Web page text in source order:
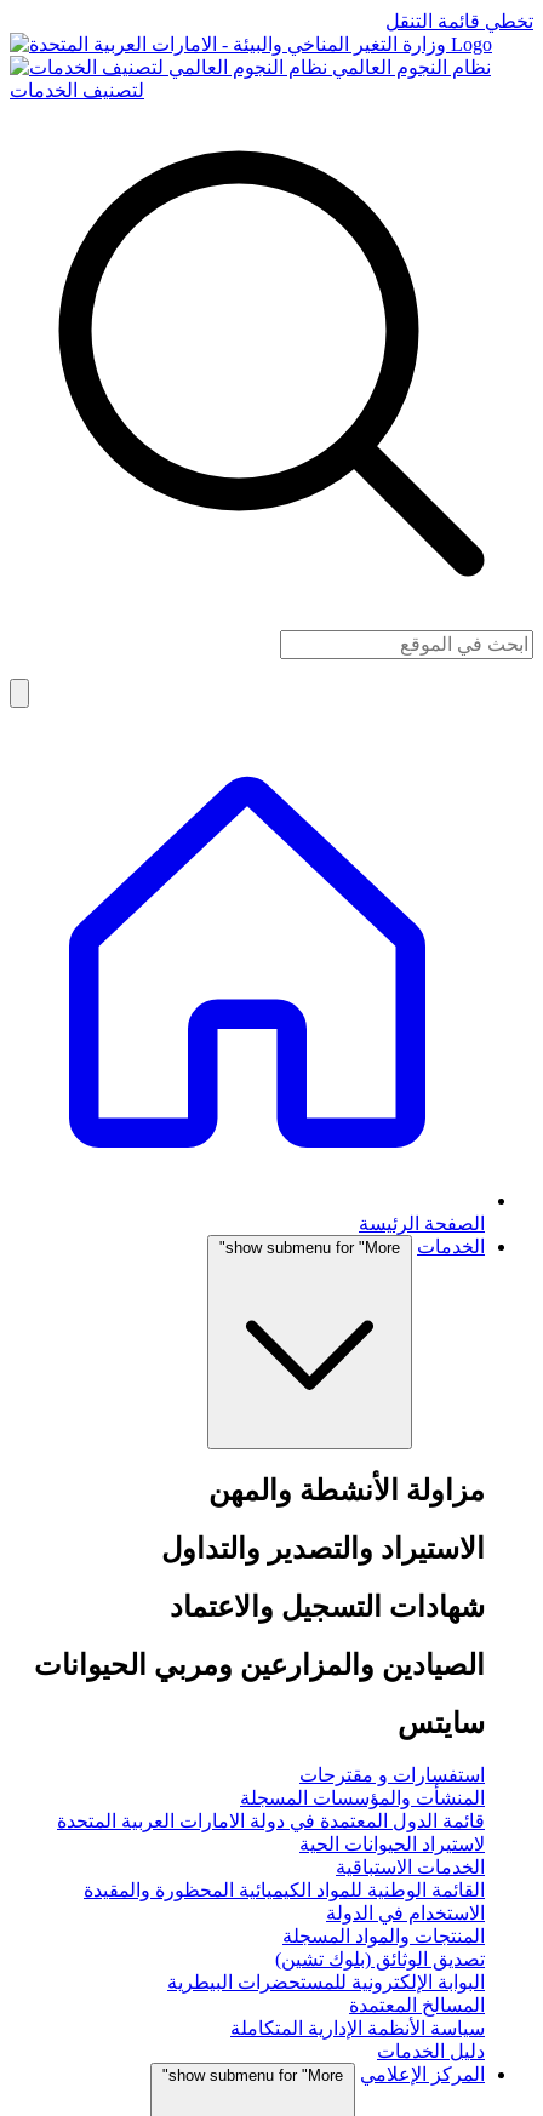
تخطي قائمة التنقل
Logo
نظام النجوم العالمي
لتصنيف الخدمات
الصفحة الرئيسة
الخدمات
show submenu for "More"
مزاولة الأنشطة والمهن
الاستيراد والتصدير والتداول
شهادات التسجيل والاعتماد
الصيادين والمزارعين ومربي الحيوانات
سايتس
استفسارات و مقترحات
المنشأت والمؤسسات المسجلة
قائمة الدول المعتمدة في دولة الامارات العربية المتحدة
لاستيراد الحيوانات الحية
الخدمات الاستباقية
القائمة الوطنية للمواد الكيميائية المحظورة والمقيدة
الاستخدام في الدولة
المنتجات والمواد المسجلة
تصديق الوثائق (بلوك تشين)
البوابة الإلكترونية للمستحضرات البيطرية
المسالخ المعتمدة
سياسة الأنظمة الإدارية المتكاملة
دليل الخدمات
المركز الإعلامي
show submenu for "More"